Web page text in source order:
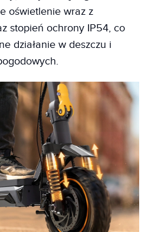
oświetlenie wraz z
stopień ochrony IP54, co
działanie w deszczu i